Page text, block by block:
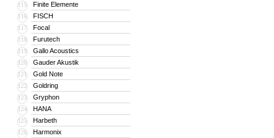
115 Finite Elemente
116 FISCH
117 Focal
118 Furutech
119 Gallo Acoustics
120 Gauder Akustik
121 Gold Note
122 Goldring
123 Gryphon
124 HANA
125 Harbeth
126 Harmonix